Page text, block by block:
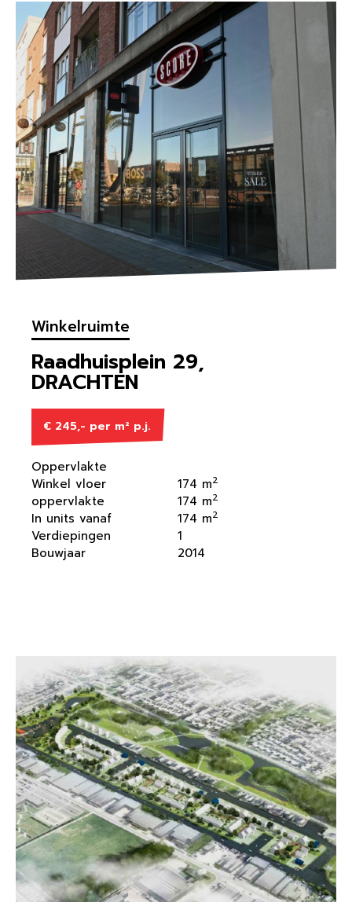
Winkelruimte
Raadhuisplein 29,
DRACHTEN
€ 245,- per m² p.j.
Oppervlakte
Winkel vloer
oppervlakte
In units vanaf
Verdiepingen
Bouwjaar
174 m2
174 m2
174 m2
1
2014